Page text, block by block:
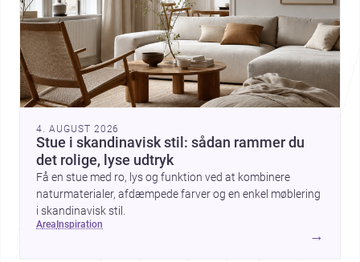
4. AUGUST 2026
Stue i skandinavisk stil: sådan rammer du
det rolige, lyse udtryk
Få en stue med ro, lys og funktion ved at kombinere
naturmaterialer, afdæmpede farver og en enkel møblering
i skandinavisk stil.
area inspiration
→